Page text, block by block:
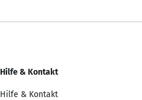
Hilfe & Kontakt
Hilfe & Kontakt